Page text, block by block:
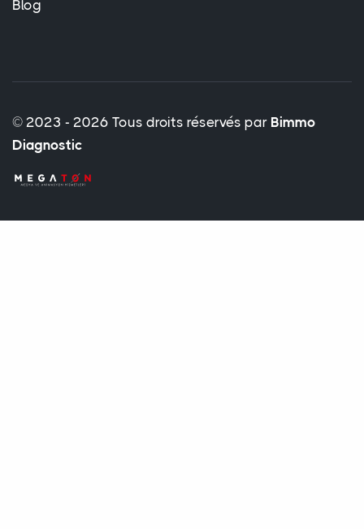
Blog
© 2023 - 2026 Tous droits réservés par Bimmo
Diagnostic